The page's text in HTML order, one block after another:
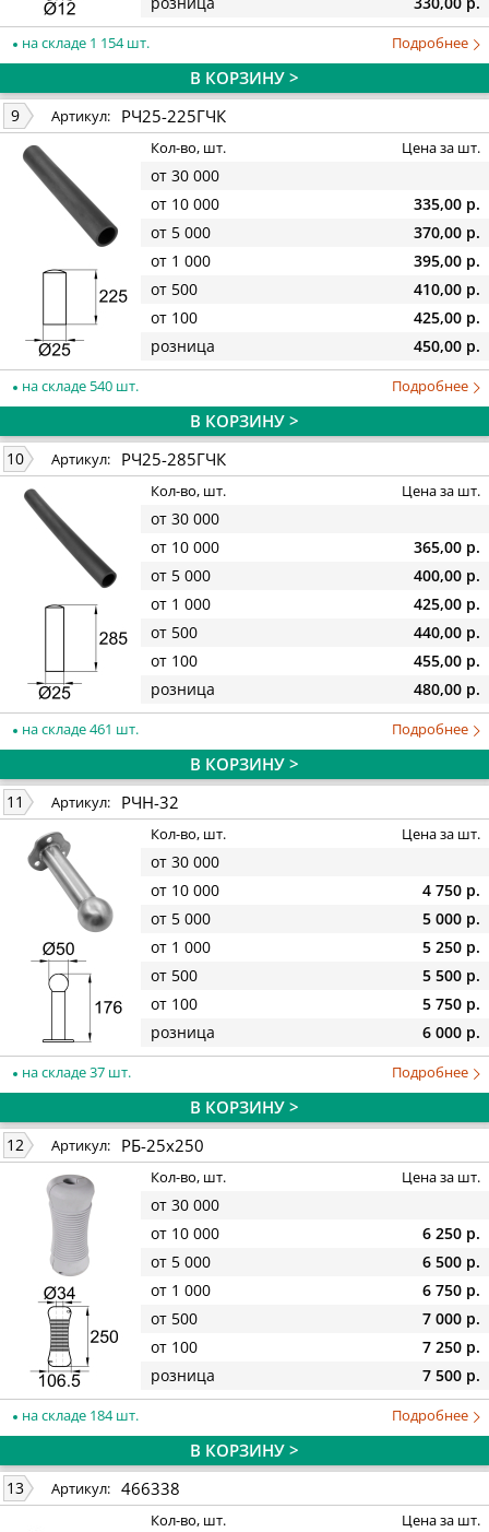
на складе 1 154 шт. Подробнее
В КОРЗИНУ >
9 Артикул: РЧ25-225ГЧК
Кол-во, шт. Цена за шт.
от 30 000
от 10 000
335,00 р.
от 5 000
370,00 р.
от 1 000
395,00 р.
от 500
410,00 р.
от 100
425,00 р.
розница
450,00 р.
на складе 540 шт. Подробнее
В КОРЗИНУ >
10 Артикул: РЧ25-285ГЧК
Кол-во, шт. Цена за шт.
от 30 000
от 10 000
365,00 р.
от 5 000
400,00 р.
от 1 000
425,00 р.
от 500
440,00 р.
от 100
455,00 р.
розница
480,00 р.
на складе 461 шт. Подробнее
В КОРЗИНУ >
11 Артикул: РЧН-32
Кол-во, шт. Цена за шт.
от 30 000
от 10 000
4 750 р.
от 5 000
5 000 р.
от 1 000
5 250 р.
от 500
5 500 р.
от 100
5 750 р.
розница
6 000 р.
на складе 37 шт. Подробнее
В КОРЗИНУ >
12 Артикул: РБ-25х250
Кол-во, шт. Цена за шт.
от 30 000
от 10 000
6 250 р.
от 5 000
6 500 р.
от 1 000
6 750 р.
от 500
7 000 р.
от 100
7 250 р.
розница
7 500 р.
на складе 184 шт. Подробнее
В КОРЗИНУ >
13 Артикул: 466338
Кол-во, шт. Цена за шт.